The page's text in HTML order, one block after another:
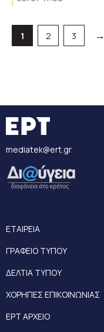
Σελίδα
1 Σελίδα
2 Σελίδα
3 →
mediatek@ert.gr
ΕΤΑΙΡΕΙΑ
ΓΡΑΦΕΙΟ ΤΥΠΟΥ
ΔΕΛΤΙΑ ΤΥΠΟΥ
ΧΟΡΗΓΙΕΣ ΕΠΙΚΟΙΝΩΝΙΑΣ
ΕΡΤ ΑΡΧΕΙΟ